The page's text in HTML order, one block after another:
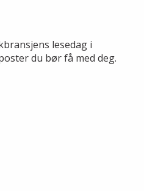
lesedag i
du bør få med deg.